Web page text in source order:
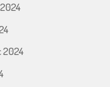
2024